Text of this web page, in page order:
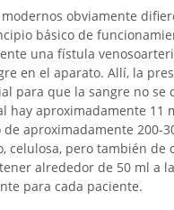
obviamente
básico de
una fístula
en el aparato. Allí, la
para que la sangre no se
aproximadamente 11
aproximadamente 200-
celulosa, pero también de
alrededor de 50 ml a
para cada paciente.